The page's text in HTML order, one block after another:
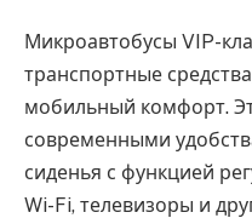
Микроавтобусы VIP-
транспортные
мобильный комфорт.
современными
сиденья с функцией
Wi-Fi, телевизоры и